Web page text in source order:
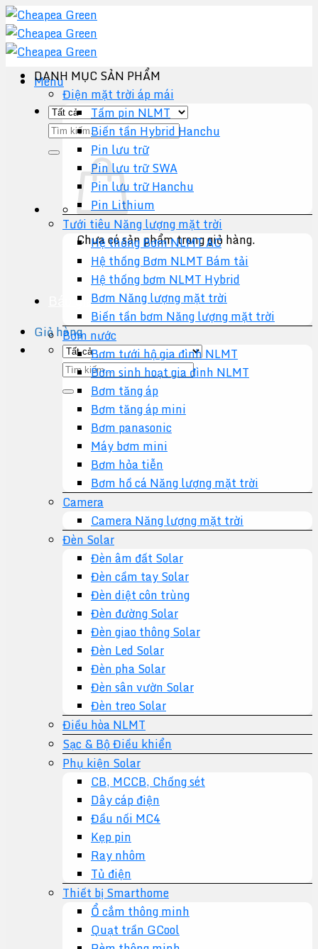
Chuyển
đến
nội
dung
Menu
Tìm
kiếm:
Chưa có sản phẩm trong giỏ hàng.
Quay trở lại cửa hàng
Báo giá +
Giỏ hàng
Tìm
kiếm:
DANH MỤC SẢN PHẨM
Điện mặt trời áp mái
Tấm pin NLMT
Biến tần Hybrid Hanchu
Pin lưu trữ
Pin lưu trữ SWA
Pin lưu trữ Hanchu
Pin Lithium
Tưới tiêu Năng lượng mặt trời
Hệ thống Bơm NLMT AC
Hệ thống Bơm NLMT Bám tải
Hệ thống bơm NLMT Hybrid
Bơm Năng lượng mặt trời
Biến tần bơm Năng lượng mặt trời
Bơm nước
Bơm tưới hộ gia đình NLMT
Bơm sinh hoạt gia đình NLMT
Bơm tăng áp
Bơm tăng áp mini
Bơm panasonic
Máy bơm mini
Bơm hỏa tiễn
Bơm hồ cá Năng lượng mặt trời
Camera
Camera Năng lượng mặt trời
Đèn Solar
Đèn âm đất Solar
Đèn cầm tay Solar
Đèn diệt côn trùng
Đèn đường Solar
Đèn giao thông Solar
Đèn Led Solar
Đèn pha Solar
Đèn sân vườn Solar
Đèn treo Solar
Điều hòa NLMT
Sạc & Bộ Điều khiển
Phụ kiện Solar
CB, MCCB, Chống sét
Dây cáp điện
Đầu nối MC4
Kẹp pin
Ray nhôm
Tủ điện
Thiết bị Smarthome
Ổ cắm thông minh
Quạt trần GCool